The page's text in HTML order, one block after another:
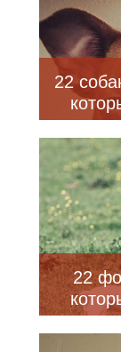
22
22
видам,